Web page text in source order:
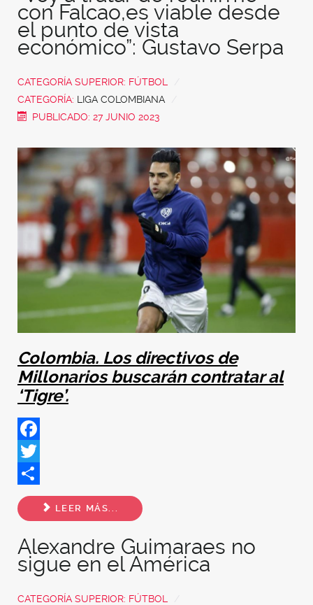
con Falcao,es viable desde
el punto de vista
económico”: Gustavo Serpa
CATEGORÍA SUPERIOR: FÚTBOL
CATEGORÍA: LIGA COLOMBIANA
PUBLICADO: 27 JUNIO 2023
Colombia. Los directivos de
Millonarios buscarán contratar al
‘Tigre’.
Facebook
Twitter
Share
LEER MÁS...
Alexandre Guimaraes no
sigue en el América
CATEGORÍA SUPERIOR: FÚTBOL